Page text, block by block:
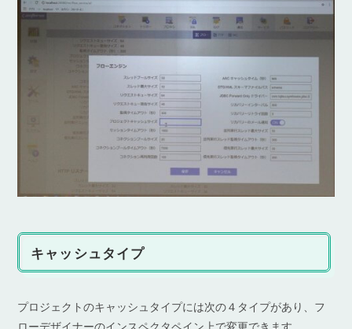
キャッシュタイプ
プロジェクトのキャッシュタイプには次の４タイプがあり、フ